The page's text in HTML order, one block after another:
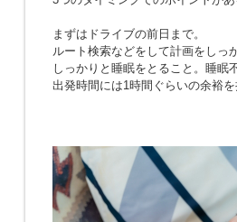
まずはドライブの前日まで。
ルート検索などをして計画をしっ
しっかりと睡眠をとること。睡眠
出発時間には1時間ぐらいの余裕を